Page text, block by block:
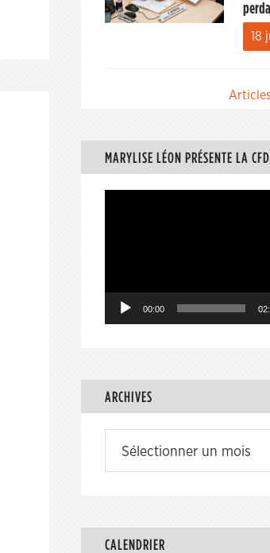
18
articles
MARYLISE LÉON PRÉSENTE LA
00:00
ARCHIVES
CALENDRIER